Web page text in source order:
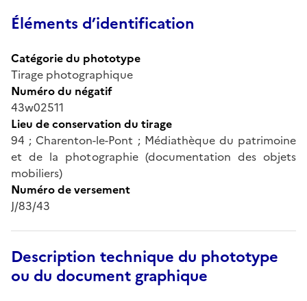
Éléments d’identification
Catégorie du phototype
Tirage photographique
Numéro du négatif
43w02511
Lieu de conservation du tirage
94 ; Charenton-le-Pont ; Médiathèque du patrimoine
et de la photographie (documentation des objets
mobiliers)
Numéro de versement
J/83/43
Description technique du phototype
ou du document graphique